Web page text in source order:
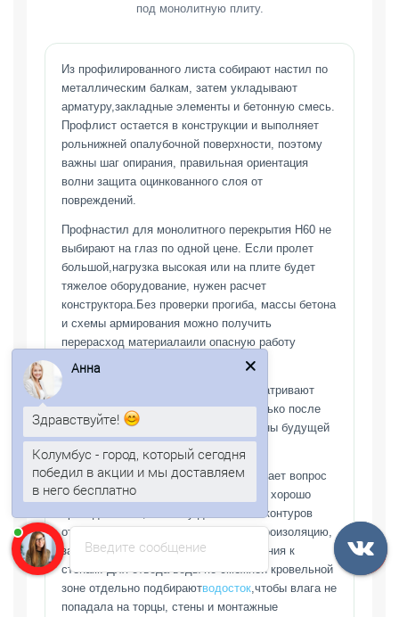
под монолитную плиту.
Из профилированного листа собирают настил по
металлическим балкам, затем укладывают
арматуру,закладные элементы и бетонную смесь.
Профлист остается в конструкции и выполняет
рольнижней опалубочной поверхности, поэтому
важны шаг опирания, правильная ориентация
волни защита оцинкованного слоя от
повреждений.
Профнастил для монолитного перекрытия Н60 не
выбирают на глаз по одной цене. Если пролет
большой,нагрузка высокая или на плите будет
тяжелое оборудование, нужен расчет
конструктора.Без проверки прогиба, массы бетона
и схемы армирования можно получить
перерасход материалаили опасную работу
перекрытия.
Для меньших пролетов иногда рассматривают
нс35,но такой вариант применяют только после
сверки нагрузки, шага балок и толщины будущей
Н60 не заменяет утеплитель и не решает вопрос
теплопроводности перекрытия. Сталь хорошо
проводиттепло, поэтому для теплых контуров
отдельно проектируют утепление, пароизоляцию,
защиту от конденсатаи узлы примыкания к
стенам. Для отвода воды по смежной кровельной
зоне отдельно подбираютводосток ,чтобы влага не
попадала на торцы, стены и монтажные
Введите сообщение
Анна
Здравствуйте!
Колумбус - город, который сегодня
победил в акции и мы доставляем
в него бесплатно
Аннапечатает...